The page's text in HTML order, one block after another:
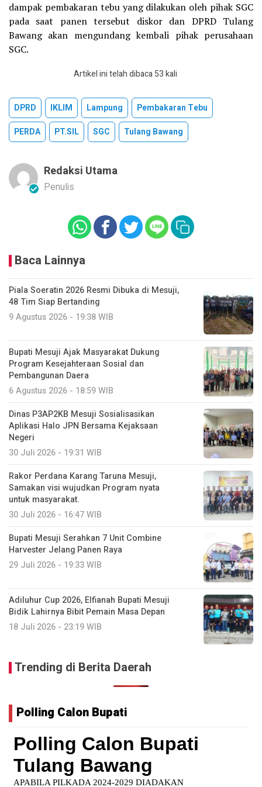
dampak pembakaran tebu yang dilakukan oleh pihak SGC
pada saat panen tersebut diskor dan DPRD Tulang
Bawang akan mengundang kembali pihak perusahaan
SGC.
Artikel ini telah dibaca 53 kali
DPRD IKLIM Lampung
Pembakaran Tebu
PERDA
PT.SIL SGC Tulang Bawang
Redaksi Utama
Penulis
Baca Lainnya
Piala Soeratin 2026 Resmi Dibuka di Mesuji,
48 Tim Siap Bertanding
9 Agustus 2026 - 19:38 WIB
Bupati Mesuji Ajak Masyarakat Dukung
Program Kesejahteraan Sosial dan
Pembangunan Daera
6 Agustus 2026 - 18:59 WIB
Dinas P3AP2KB Mesuji Sosialisasikan
Aplikasi Halo JPN Bersama Kejaksaan
Negeri
30 Juli 2026 - 19:31 WIB
Rakor Perdana Karang Taruna Mesuji,
Samakan visi wujudkan Program nyata
untuk masyarakat.
30 Juli 2026 - 16:47 WIB
Bupati Mesuji Serahkan 7 Unit Combine
Harvester Jelang Panen Raya
29 Juli 2026 - 19:33 WIB
Adiluhur Cup 2026, Elfianah Bupati Mesuji
Bidik Lahirnya Bibit Pemain Masa Depan
18 Juli 2026 - 23:19 WIB
Trending di Berita Daerah
Polling Calon Bupati